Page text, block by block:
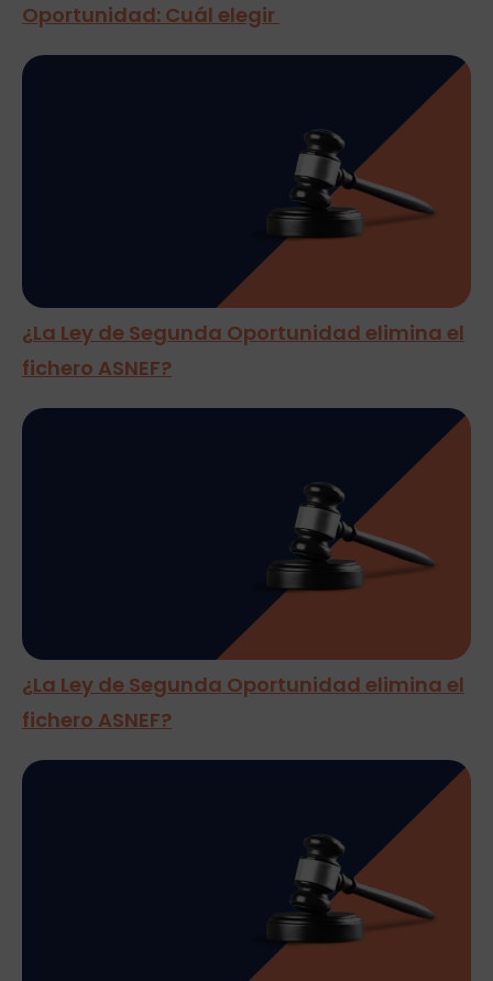
Oportunidad: Cuál elegir
¿La Ley de Segunda Oportunidad elimina el
fichero ASNEF?
¿La Ley de Segunda Oportunidad elimina el
fichero ASNEF?